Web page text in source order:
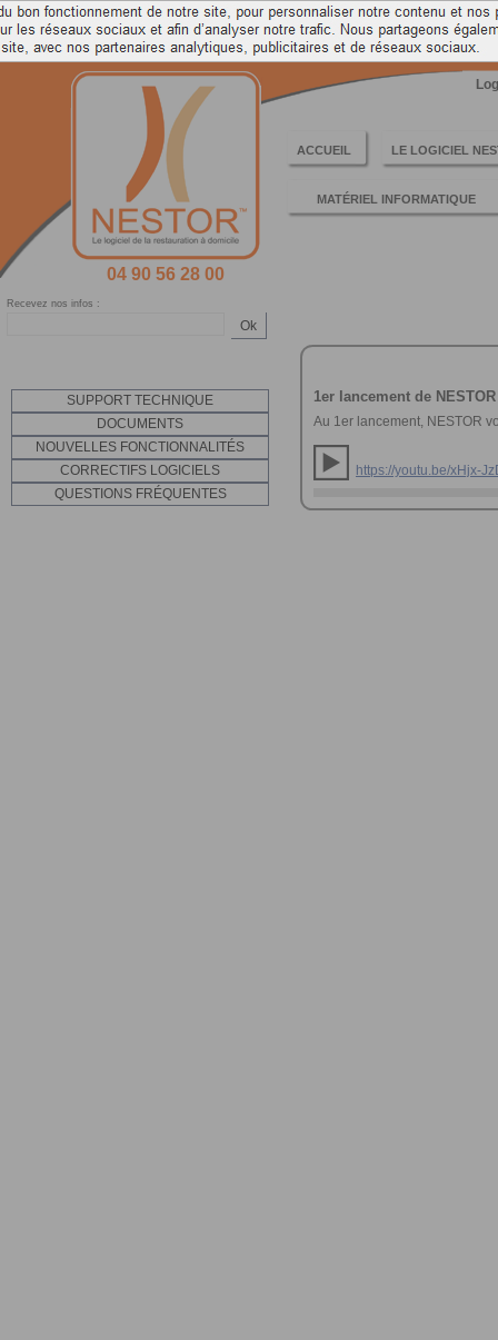
04 90 56 28 00
Ok
1er lancement de
Au 1er lancement, NESTOR
https://youtu.be/xHjx-
SUPPORT TECHNIQUE
DOCUMENTS
NOUVELLES FONCTIONNALITÉS
CORRECTIFS LOGICIELS
QUESTIONS FRÉQUENTES
ACCUEIL LE LOGICIEL
MATÉRIEL INFORMATIQUE
Recevez nos infos :
LOGICIEL PC DE CAISSE ENREGISTREUSE POUR LA